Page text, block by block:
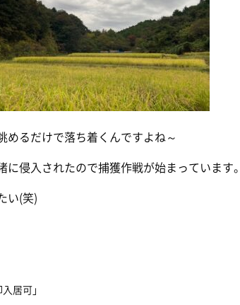
めるだけで落ち着くんですよね～
に侵入されたので捕獲作戦が始まっています。
い(笑)
居可」